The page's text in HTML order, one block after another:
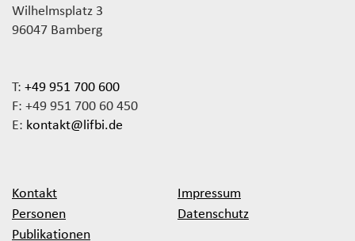
Wilhelmsplatz 3
96047 Bamberg
T: +49 951 700 600
F: +49 951 700 60 450
E: kontakt@lifbi.de
Kontakt
Personen
Publikationen
Impressum
Datenschutz